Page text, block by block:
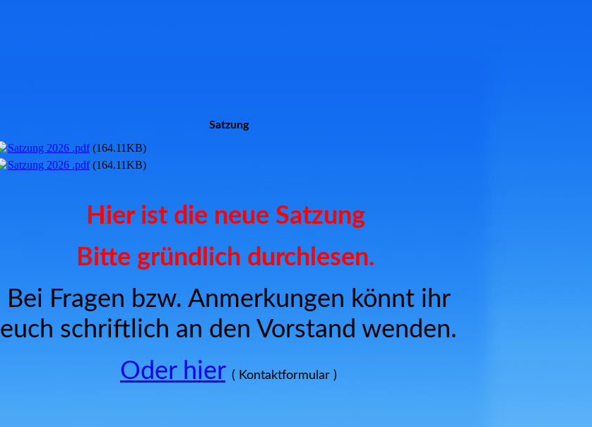
Satzung
Satzung 2026 .pdf(164.11KB)
Satzung 2026 .pdf(164.11KB)
Hier ist die neue Satzung
Bitte gründlich durchlesen.
Bei Fragen bzw. Anmerkungen könnt ihr
euch schriftlich an den Vorstand wenden.
Oder hier ( Kontaktformular )